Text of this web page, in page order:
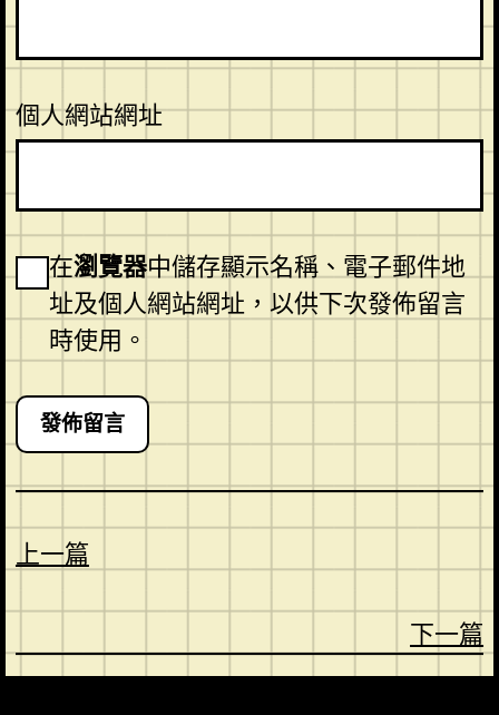
個人網站網址
在瀏覽器中儲存顯示名稱、電子郵件地
址及個人網站網址，以供下次發佈留言
時使用。
上一篇
下一篇